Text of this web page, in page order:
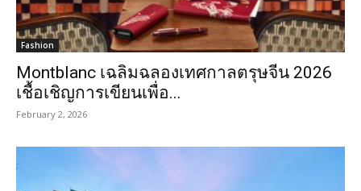
Fashion
Montblanc เฉลิมฉลองเทศกาลตรุษจีน 2026
เชื้อเชิญการเขียนเพื่อ...
February 2, 2026